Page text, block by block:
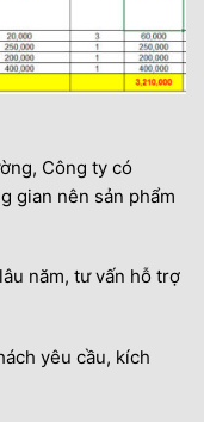
Công ty có
gian nên sản phẩm
năm, tư vấn hỗ trợ
yêu cầu, kích